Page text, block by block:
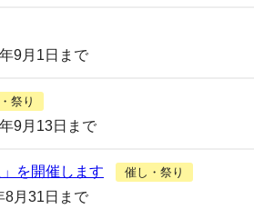
9月1日まで
祭り
9月13日まで
を開催します
催し・祭り
8月31日まで